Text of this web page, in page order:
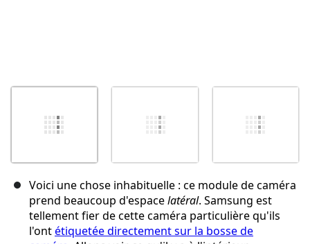
Voici une chose inhabituelle : ce module de caméra
prend beaucoup d'espacelatéral. Samsung est
tellement fier de cette caméra particulière qu'ils
l'ontétiquetée directement sur la bosse de